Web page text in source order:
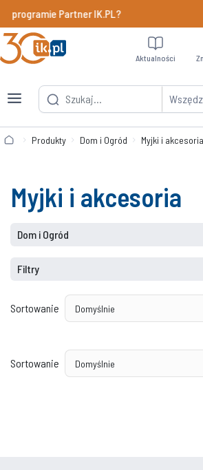
programie Partner IK.PL?
Aktualności
Produkty Dom i Ogród Myjki i akcesoria
Myjki i akcesoria
Dom i Ogród
Filtry
Sortowanie
Sortowanie